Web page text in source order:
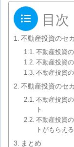
目次
不動産投資のセ
不動産投資
不動産投資
不動産投資
不動産投資のセ
不動産投資
ト
不動産投資
トがもらえ
まとめ